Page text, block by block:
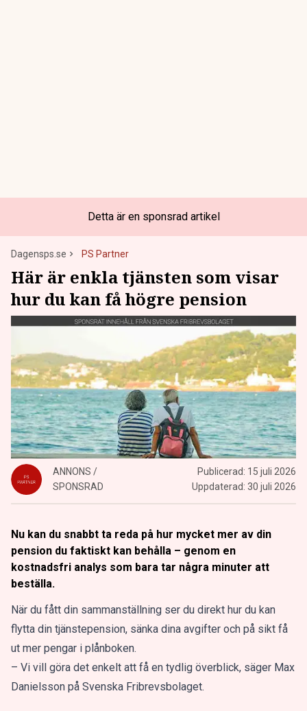
Detta är en sponsrad artikel
Dagensps.se PS Partner
Här är enkla tjänsten som visar
hur du kan få högre pension
ANNONS /
SPONSRAD
Publicerad: 15 juli 2026
Uppdaterad: 30 juli 2026
Nu kan du snabbt ta reda på hur mycket mer av din
pension du faktiskt kan behålla – genom en
kostnadsfri analys som bara tar några minuter att
beställa.
När du fått din sammanställning ser du direkt hur du kan
flytta din tjänstepension, sänka dina avgifter och på sikt få
ut mer pengar i plånboken.
– Vi vill göra det enkelt att få en tydlig överblick, säger Max
Danielsson på Svenska Fribrevsbolaget.